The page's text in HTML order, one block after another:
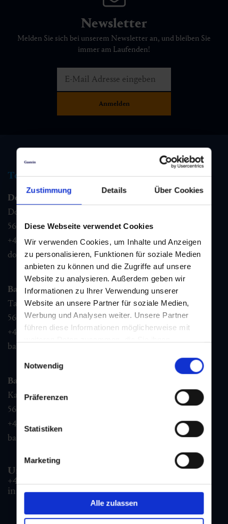
Zustimmung Details Über Cookies
Diese Webseite verwendet Cookies
Wir verwenden Cookies, um Inhalte und Anzeigen
zu personalisieren, Funktionen für soziale Medien
anbieten zu können und die Zugriffe auf unsere
Website zu analysieren. Außerdem geben wir
Informationen zu Ihrer Verwendung unserer
Website an unsere Partner für soziale Medien,
Werbung und Analysen weiter. Unsere Partner
führen diese Informationen möglicherweise mit
Nutzung der Dienste gesammelt haben.
Notwendig
Präferenzen
Statistiken
Marketing
Alle zulassen
Newsletter
Melden Sie sich bei unserem Newsletter an, und bleiben Sie
immer am Laufenden!
Tourismus Information
Dorfgastein
Dorfstraße 1,
5632 Dorfgastein
+43 6432 3393 460
dorfgastein@gastein.com
Bad Hofgastein
Tauernplatz 1,
5630 Bad Hofgastein
+43 6432 3393 260
badhofgastein@gastein.com
Bad Gastein
Kaiser Franz Josefstr. 27,
5640
+43 6432 3393 560
badgastein@gastein.com
Unterkunfts- & Buchungshotline:
+43 6432 3393 990
info@gastein.com